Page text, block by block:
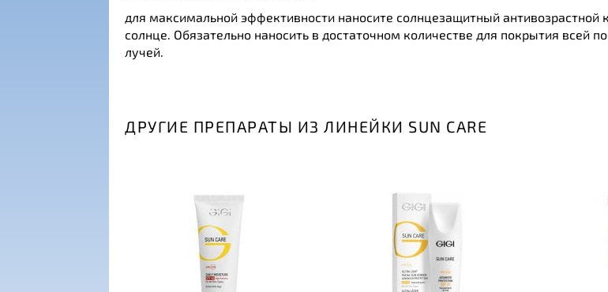
для максимальной эффективности наносите солнцезащитный антивозрастной
солнце. Обязательно наносить в достаточном количестве для покрытия всей
лучей.
ДРУГИЕ ПРЕПАРАТЫ ИЗ ЛИНЕЙКИ SUN CARE